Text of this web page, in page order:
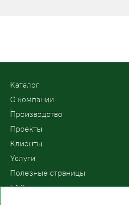
Kаталог
О компании
Производство
Проекты
Клиенты
Услуги
Полезные страницы
FAQ